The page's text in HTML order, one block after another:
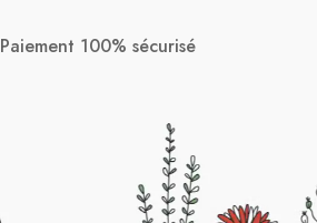
Paiement 100% sécurisé